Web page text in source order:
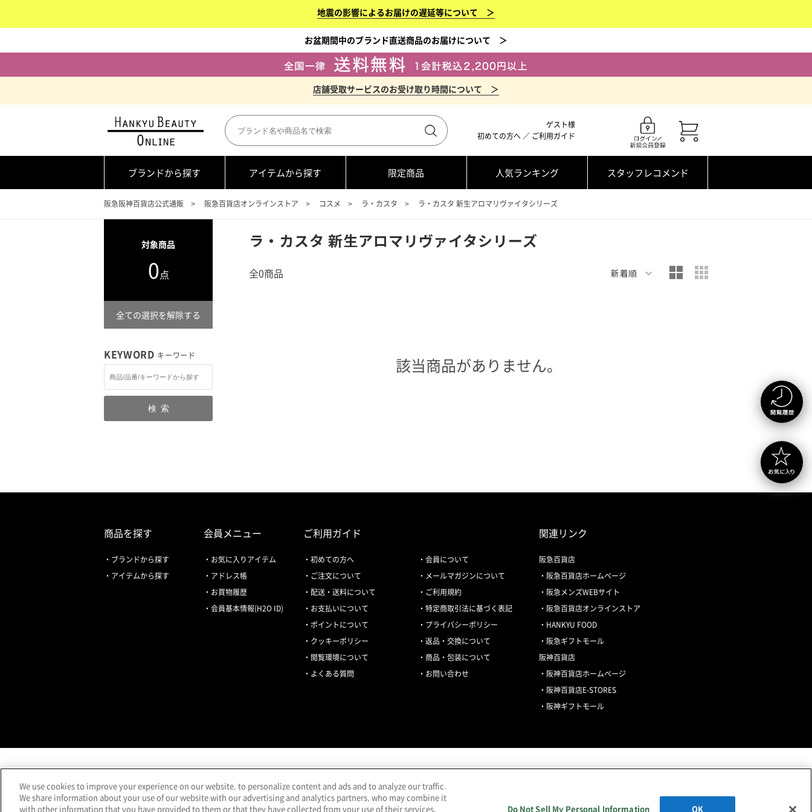
地震の影響によるお届けの遅延等について ＞
お盆期間中のブランド直送商品のお届けについて ＞
店舗受取サービスのお受け取り時間について ＞
ゲスト様
初めての方へ ／ ご利用ガイド
ブランドから探す アイテムから探す 限定商品 人気ランキング スタッフレコメンド
阪急阪神百貨店公式通販 阪急百貨店オンラインストア コスメ ラ・カスタ ラ・カスタ 新生アロマリヴァイタシリーズ
ラ・カスタ 新生アロマリヴァイタシリーズ
全0商品 新着順 大写真表示
該当商品がありません。
対象商品
0点
全ての選択を解除する
KEYWORD キーワード
検索
商品を探す
ブランドから探す
アイテムから探す
会員メニュー
お気に入りアイテム
アドレス帳
お買物履歴
会員基本情報(H2O ID)
ご利用ガイド
初めての方へ
会員について
ご注文について
メールマガジンについて
配送・送料について
ご利用規約
お支払いについて
特定商取引法に基づく表記
ポイントについて
プライバシーポリシー
クッキーポリシー
返品・交換について
閲覧環境について
商品・包装について
よくある質問
お問い合わせ
関連リンク
阪急百貨店
阪急百貨店ホームページ
阪急メンズWEBサイト
阪急百貨店オンラインストア
HANKYU FOOD
阪急ギフトモール
阪神百貨店
阪神百貨店ホームページ
阪神百貨店E-STORES
阪神ギフトモール
当サイトの表示価格は個別に税込・税抜等の記載がない場合は「税込価格」です。
(C) HANKYU HANSHIN DEPARTMENT STORE,INC.
We use cookies to improve your experience on our website, to personalize content and ads and to analyze our traffic.
We share information about your use of our website with our advertising and analytics partners, who may combine it
with other information that you have provided to them or that they have collected from your use of their services.
Do Not Sell My Personal Information OK